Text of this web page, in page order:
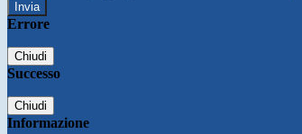
Errore
Chiudi
Successo
Chiudi
Informazione